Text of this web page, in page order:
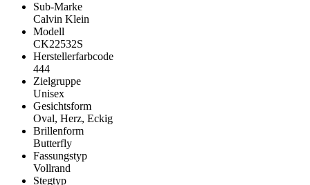
Sub-Marke
Calvin Klein
Modell
CK22532S
Herstellerfarbcode
444
Zielgruppe
Unisex
Gesichtsform
Oval, Herz, Eckig
Brillenform
Butterfly
Fassungstyp
Vollrand
Stegtyp